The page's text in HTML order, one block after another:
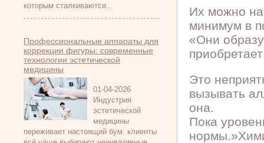
которым сталкиваются...
Профессиональные аппараты для
коррекции фигуры: современные
технологии эстетической
медицины
01-04-2026
Индустрия
эстетической
медицины
переживает настоящий бум: клиенты
Их можно
минимум в
«Они
Это
вызывать
она.
Пока